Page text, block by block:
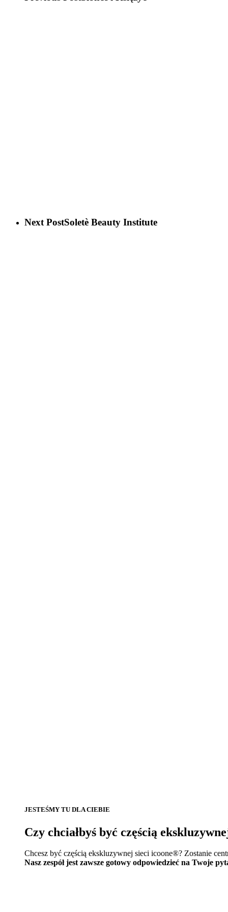
Next PostSoletè Beauty Institute
JESTEŚMY TU DLA CIEBIE
Czy chciałbyś być częścią
Chcesz być częścią ekskluzywnej sieci icoone®? Zostanie
Nasz zespół jest zawsze gotowy odpowiedzieć na Twoje